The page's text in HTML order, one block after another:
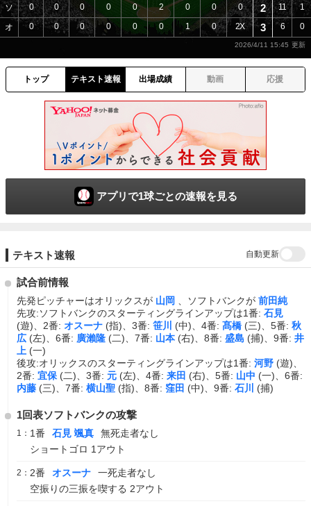
ソ
オ
0
0 0 0 0 2 0 0
0
0
0 0 0 0 0 1 0 2X
2 11 1
3 6 0
2026/4/11 15:45
トップ テキスト速報 出場成績 動画 応援
アプリで1球ごとの速報を見る
テキスト速報 自動更新
試合前情報
先発ピッチャーはオリックスが 山岡 、ソフトバンクが 前田純
先攻:ソフトバンクのスターティングラインアップは1番: 石見
(遊)、2番: オスーナ (指)、3番: 笹川 (中)、4番: 髙橋 (三)、5番: 秋
広 (左)、6番: 廣瀨隆 (二)、7番: 山本 (右)、8番: 盛島 (捕)、9番: 井
上 (一)
後攻:オリックスのスターティングラインアップは1番: 河野 (遊)、
2番: 宜保 (二)、3番: 元 (左)、4番: 来田 (右)、5番: 山中 (一)、6番:
内藤 (三)、7番: 横山聖 (指)、8番: 窪田 (中)、9番: 石川 (捕)
1回表ソフトバンクの攻撃
1： 1番 石見 颯真
無死走者なし
ショートゴロ 1アウト
2： 2番 オスーナ
一死走者なし
空振りの三振を喫する 2アウト